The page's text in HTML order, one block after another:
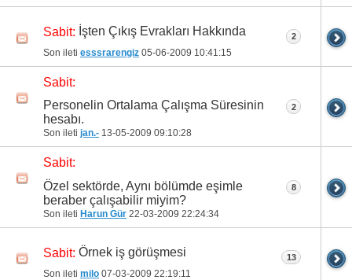
Sabit: İşten Çıkış Evrakları Hakkında
Son ileti esssrarengiz 05-06-2009 10:41:15
2
Sabit:
Personelin Ortalama Çalışma Süresinin
hesabı.
Son ileti jan.- 13-05-2009 09:10:28
2
Sabit:
Özel sektörde, Aynı bölümde eşimle
beraber çalışabilir miyim?
Son ileti Harun Gür 22-03-2009 22:24:34
8
Sabit: Örnek iş görüşmesi
Son ileti milo 07-03-2009 22:19:11
13